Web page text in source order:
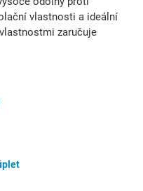
vlastnosti a ideální
zaručuje